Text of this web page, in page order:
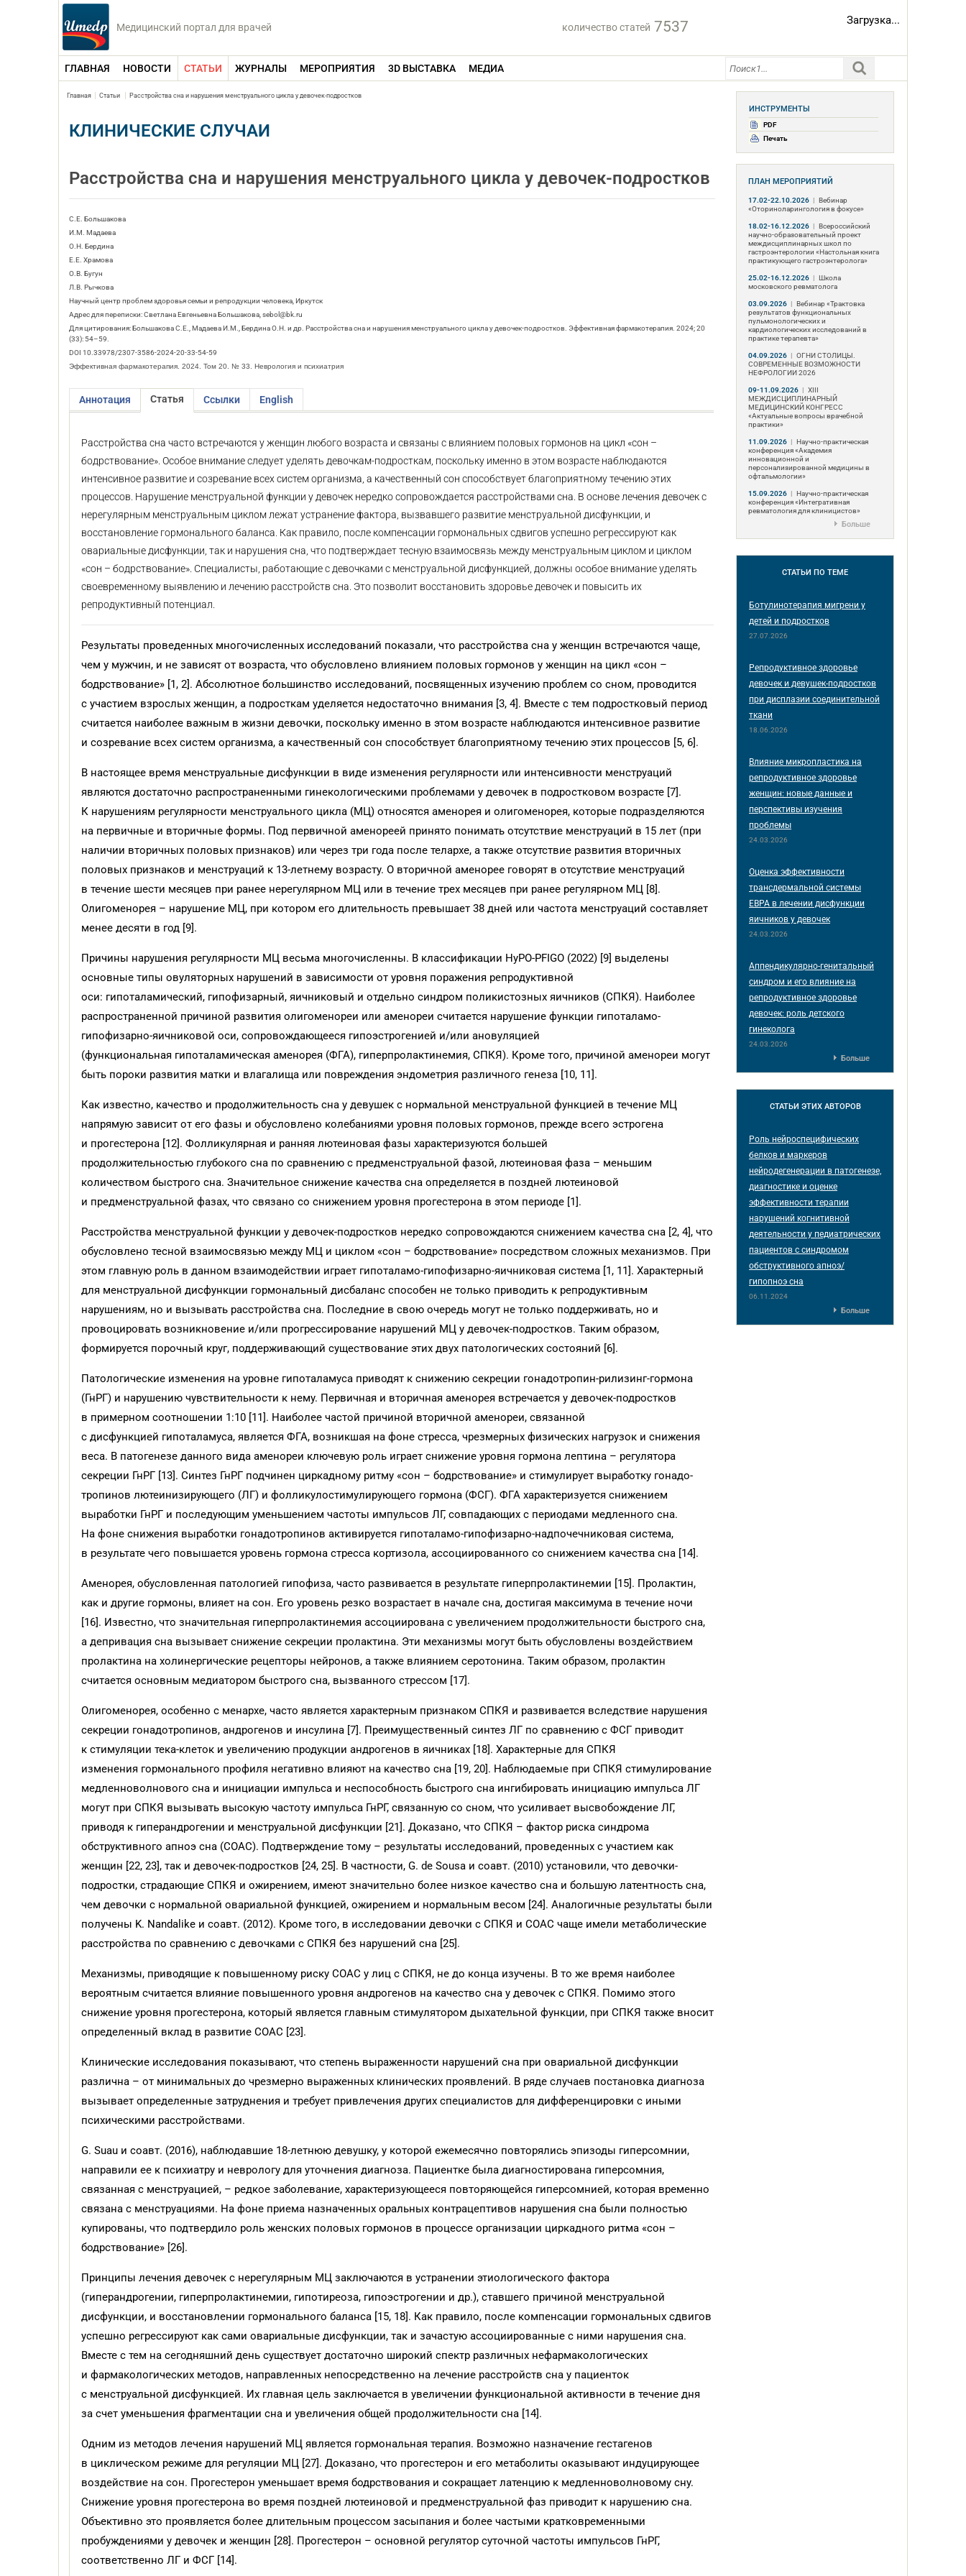
Медицинский портал для врачей количество статей 7537 Загрузка...
ГЛАВНАЯ НОВОСТИ СТАТЬИ ЖУРНАЛЫ МЕРОПРИЯТИЯ 3D ВЫСТАВКА МЕДИА
Главная Статьи Расстройства сна и нарушения менструального цикла у девочек-подростков
КЛИНИЧЕСКИЕ СЛУЧАИ
Расстройства сна и нарушения менструального цикла у девочек-подростков
С.Е. Большакова
И.М. Мадаева
О.Н. Бердина
Е.Е. Храмова
О.В. Бугун
Л.В. Рычкова
Научный центр проблем здоровья семьи и репродукции человека, Иркутск
Адрес для переписки: Светлана Евгеньевна Большакова, sebol@bk.ru
Для цитирования: Большакова С.Е., Мадаева И.М., Бердина О.Н. и др. Расстройства сна и нарушения менструального цикла у девочек-подростков. Эффективная фармакотерапия. 2024; 20
(33): 54–59.
DOI 10.33978/2307-3586-2024-20-33-54-59
Эффективная фармакотерапия. 2024. Том 20. № 33. Неврология и психиатрия
Аннотация Статья Ссылки English
Расстройства сна часто встречаются у женщин любого возраста и связаны с влиянием половых гормонов на цикл «сон –
бодрствование». Особое внимание следует уделять девочкам-подросткам, поскольку именно в этом возрасте наблюдаются
интенсивное развитие и созревание всех систем организма, а качественный сон способствует благоприятному течению этих
процессов. Нарушение менструальной функции у девочек нередко сопровождается расстройствами сна. В основе лечения девочек с
нерегулярным менструальным циклом лежат устранение фактора, вызвавшего развитие менструальной дисфункции, и
восстановление гормонального баланса. Как правило, после компенсации гормональных сдвигов успешно регрессируют как
овариальные дисфункции, так и нарушения сна, что подтверждает тесную взаимосвязь между менструальным циклом и циклом
«сон – бодрствование». Специалисты, работающие с девочками с менструальной дисфункцией, должны особое внимание уделять
своевременному выявлению и лечению расстройств сна. Это позволит восстановить здоровье девочек и повысить их
репродуктивный потенциал.
Результаты проведенных многочисленных исследований показали, что расстройства сна у женщин встречаются чаще,
чем у мужчин, и не зависят от возраста, что обусловлено влиянием половых гормонов у женщин на цикл «сон –
бодрствование» [1, 2]. Абсолютное большинство исследований, посвященных изучению проблем со сном, проводится
с участием взрослых женщин, а подросткам уделяется недостаточно внимания [3, 4]. Вместе с тем подростковый период
считается наиболее важным в жизни девочки, поскольку именно в этом возрасте наблюдаются интенсивное развитие
и созревание всех систем организма, а качественный сон способствует благоприятному течению этих процессов [5, 6].
В настоящее время менструальные дисфункции в виде изменения регулярности или интенсивности менструаций
являются достаточно распространенными гинекологическими проблемами у девочек в подростковом возрасте [7].
К нарушениям регулярности менструального цикла (МЦ) относятся аменорея и олигоменорея, которые подразделяются
на первичные и вторичные формы. Под первичной аменореей принято понимать отсутствие менструаций в 15 лет (при
наличии вторичных половых признаков) или через три года после телархе, а также отсутствие развития вторичных
половых признаков и менструаций к 13-летнему возрасту. О вторичной аменорее говорят в отсутствие менструаций
в течение шести месяцев при ранее нерегулярном МЦ или в течение трех месяцев при ранее регулярном МЦ [8].
Олигоменорея – нарушение МЦ, при котором его длительность превышает 38 дней или частота менстру­аций составляет
менее десяти в год [9].
Причины нарушения регулярности МЦ весьма многочисленны. В классификации HyPO-PFIGO (2022) [9] выделены
основные типы овуляторных нарушений в зависимости от уровня поражения репродуктивной
оси: гипоталамический, гипофизарный, яичниковый и отдельно синдром поликистозных яичников (СПКЯ). Наиболее
распространенной причиной развития олигоменореи или аменореи считается нарушение функции гипоталамо-
гипофизарно-яичниковой оси, сопровождающееся гипоэстрогенией и/или ан­овуляцией
(функциональная гипоталамическая аменорея (ФГА), гиперпролактинемия, СПКЯ). Кроме того, причиной аменореи могут
быть пороки развития матки и влагалища или повреждения эндометрия различного генеза [10, 11].
Как известно, качество и продолжительность сна у девушек с нормальной менструальной функцией в течение МЦ
напрямую зависит от его фазы и обусловлено колебаниями уровня половых гормонов, прежде всего эстрогена
и прогестерона [12]. Фолликулярная и ранняя лютеиновая фазы характеризуются большей
продолжительностью глубокого сна по сравнению с предменструальной фазой, люте­иновая фаза – меньшим
количеством быстрого сна. Значительное снижение качества сна определяется в поздней лютеиновой
и предменструальной фазах, что связано со снижением уровня прогестерона в этом периоде [1].
Расстройства менструальной функции у девочек-подростков нередко сопровождаются снижением качества сна [2, 4], что
обусловлено тесной взаимо­связью между МЦ и циклом «сон – бодрствование» посредством сложных механизмов. При
этом главную роль в данном взаимодействии играет гипоталамо-гипофизарно-яичниковая система [1, 11]. Характерный
для менструальной дисфункции гормональный дисбаланс способен не только приводить к репродуктивным
нарушениям, но и вызывать расстройства сна. Последние в свою очередь могут не только поддерживать, но и
провоцировать возникновение и/или прогрессирование нарушений МЦ у девочек-подростков. Таким образом,
формируется порочный круг, поддерживающий существование этих двух патологических состояний [6].
Патологические изменения на уровне гипоталамуса приводят к снижению секреции гонадотропин-рилизинг-гормона
(ГнРГ) и нарушению чувствительности к нему. Первичная и вторичная аменорея встречается у девочек-подростков
в примерном соотношении 1:10 [11]. Наиболее частой причиной вторичной аменореи, связанной
с дисфункцией гипоталамуса, является ФГА, возникшая на фоне стресса, чрезмерных физических нагрузок и снижения
веса. В патогенезе данного вида аменореи ключевую роль играет снижение уровня гормона лептина – регулятора
секреции ГнРГ [13]. Синтез ГнРГ подчинен циркадному ритму «сон – бодрствование» и стимулирует выработку гонадо­
тропинов лютеинизирующего (ЛГ) и фолликулостимулирующего гормона (ФСГ). ФГА характеризуется снижением
выработки ГнРГ и последующим уменьшением частоты импульсов ЛГ, совпадающих с периодами медленного сна.
На фоне снижения выработки гонадотропинов активируется гипоталамо-гипофизарно-надпочечниковая система,
в результате чего повышается уровень гормона стресса кортизола, ассоциированного со снижением качества сна [14].
Аменорея, обусловленная патологией гипофиза, часто развивается в результате гиперпролактинемии [15]. Пролактин,
как и другие гормоны, влияет на сон. Его уровень резко возрастает в начале сна, достигая максимума в течение ночи
[16]. Известно, что значительная гиперпролактинемия ассоциирована с увеличением продолжительности быстрого сна,
а депривация сна вызывает снижение секреции пролактина. Эти механизмы могут быть обусловлены воздействием
пролактина на холинергические рецепторы нейронов, а также влиянием серотонина. Таким образом, пролактин
считается основным медиатором быстрого сна, вызванного стрессом [17].
Олигоменорея, особенно с менархе, часто является характерным признаком СПКЯ и развивается вследствие нарушения
секреции гонадотропинов, андрогенов и инсулина [7]. Преимущественный синтез ЛГ по сравнению с ФСГ приводит
к стимуляции тека-клеток и увеличению продукции андрогенов в яичниках [18]. Характерные для СПКЯ
изменения гормонального профиля негативно влияют на качество сна [19, 20]. Наблюдаемые при СПКЯ стимулирование
медленноволнового сна и инициации импульса и неспособность быстрого сна ингибировать инициацию импульса ЛГ
могут при СПКЯ вызывать высокую частоту импульса ГнРГ, связанную со сном, что усиливает высвобождение ЛГ,
приводя к гиперандрогении и менструальной дисфункции [21]. Доказано, что СПКЯ – фактор риска синдрома
обструктивного апноэ сна (СОАС). Подтверждение тому – результаты исследований, проведенных с участием как
женщин [22, 23], так и девочек-подростков [24, 25]. В частности, G. de Sousa и соавт. (2010) установили, что девочки-
подростки, страдающие СПКЯ и ожирением, имеют значительно более низкое качество сна и большую латентность сна,
чем девочки с нормальной овариальной функцией, ожирением и нормальным весом [24]. Аналогичные результаты были
получены K. Nandalike и соавт. (2012). Кроме того, в исследовании девочки с СПКЯ и СОАС чаще имели метаболические
расстройства по сравнению с девочками с СПКЯ без нарушений сна [25].
Механизмы, приводящие к повышенному риску СОАС у лиц с СПКЯ, не до конца изучены. В то же время наиболее
вероятным считается влияние повышенного уровня андрогенов на качество сна у девочек с СПКЯ. Помимо этого
снижение уровня про­гестерона, который является главным стимулятором дыхательной функции, при СПКЯ также вносит
определенный вклад в развитие СОАС [23].
Клинические исследования показывают, что степень выраженности нарушений сна при овариальной дисфункции
различна – от минимальных до чрезмерно выраженных клинических проявлений. В ряде случаев постановка диагноза
вызывает определенные затруднения и требует привлечения других специалистов для дифференцировки с иными
психическими расстройствами.
G. Suau и соавт. (2016), наблюдавшие 18-летнюю девушку, у которой ежемесячно повторялись эпизоды гиперсомнии,
направили ее к психиатру и неврологу для уточнения диагноза. Пациентке была диагностирована гиперсомния,
связанная с менструацией, – редкое заболевание, характеризующееся повторяющейся гиперсомнией, которая временно
связана с менструациями. На фоне приема назначенных оральных контрацептивов нарушения сна были полностью
купированы, что подтвердило роль женских половых гормонов в процессе организации циркадного ритма «сон –
бодрствование» [26].
Принципы лечения девочек с нерегулярным МЦ заключаются в устранении этиологического фактора
(гиперандрогении, гиперпролактинемии, гипотиреоза, гипоэстрогении и др.), ставшего причиной менструальной
дисфункции, и восстановлении гормонального баланса [15, 18]. Как правило, после компенсации гормональных сдвигов
успешно регрес­сируют как сами овариальные дисфункции, так и зачастую ассоциированные с ними нарушения сна.
Вместе с тем на сегодняшний день существует достаточно широкий спектр различных нефармакологических
и фармакологических методов, направленных непосредственно на лечение расстройств сна у пациенток
с менструальной дисфункцией. Их главная цель заключается в увеличении функциональной активности в течение дня
за счет уменьшения фрагментации сна и увеличения общей продолжительности сна [14].
Одним из методов лечения нарушений МЦ является гормональная терапия. Возможно назначение гестагенов
в циклическом режиме для регуляции МЦ [27]. Доказано, что прогестерон и его метаболиты оказывают индуцирующее
воздействие на сон. Прогестерон уменьшает время бодрствования и сокращает латенцию к медленноволновому сну.
Снижение уровня прогестерона во время поздней лютеиновой и предменструальной фаз приводит к нарушению сна.
Объективно это проявляется более длительным процессом засыпания и более частыми кратковременными
пробуждениями у девочек и женщин [28]. Прогестерон – основной регулятор суточной частоты импульсов ГнРГ,
соответственно ЛГ и ФСГ [14].
ИНСТРУМЕНТЫ
PDF
Печать
ПЛАН МЕРОПРИЯТИЙ
17.02-22.10.2026 | Вебинар
«Оториноларингология в фокусе»
18.02-16.12.2026 | Всероссийский
научно-образовательный проект
междисциплинарных школ по
гастроэнтерологии «Настольная книга
практикующего гастроэнтеролога»
25.02-16.12.2026 | Школа
московского ревматолога
03.09.2026 | Вебинар «Трактовка
результатов функциональных
пульмонологических и
кардиологических исследований в
практике терапевта»
04.09.2026 | ОГНИ СТОЛИЦЫ.
СОВРЕМЕННЫЕ ВОЗМОЖНОСТИ
НЕФРОЛОГИИ 2026
09-11.09.2026 | ХIII
МЕЖДИСЦИПЛИНАРНЫЙ
МЕДИЦИНСКИЙ КОНГРЕСС
«Актуальные вопросы врачебной
практики»
11.09.2026 | Научно-практическая
конференция «Академия
инновационной и
персонализированной медицины в
офтальмологии»
15.09.2026 | Научно-практическая
конференция «Интегративная
ревматология для клиницистов»
Больше
СТАТЬИ ПО ТЕМЕ
Ботулинотерапия мигрени у
детей и подростков
27.07.2026
Репродуктивное здоровье
девочек и девушек-подростков
при дисплазии соединительной
ткани
18.06.2026
Влияние микропластика на
репродуктивное здоровье
женщин: новые данные и
перспективы изучения
проблемы
24.03.2026
Оценка эффективности
трансдермальной системы
ЕВРА в лечении дисфункции
яичников у девочек
24.03.2026
Аппендикулярно-генитальный
синдром и его влияние на
репродуктивное здоровье
девочек: роль детского
гинеколога
24.03.2026
Больше
СТАТЬИ ЭТИХ АВТОРОВ
Роль нейроспецифических
белков и маркеров
нейродегенерации в патогенезе,
диагностике и оценке
эффективности терапии
нарушений когнитивной
деятельности у педиатрических
пациентов с синдромом
обструктивного апноэ/
гипопноэ сна
06.11.2024
Больше